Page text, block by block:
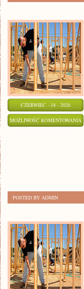
CZERWIEC - 18 - 2026
MOŻLIWOŚĆ KOMENTOWANIA
POSTED BY ADMIN